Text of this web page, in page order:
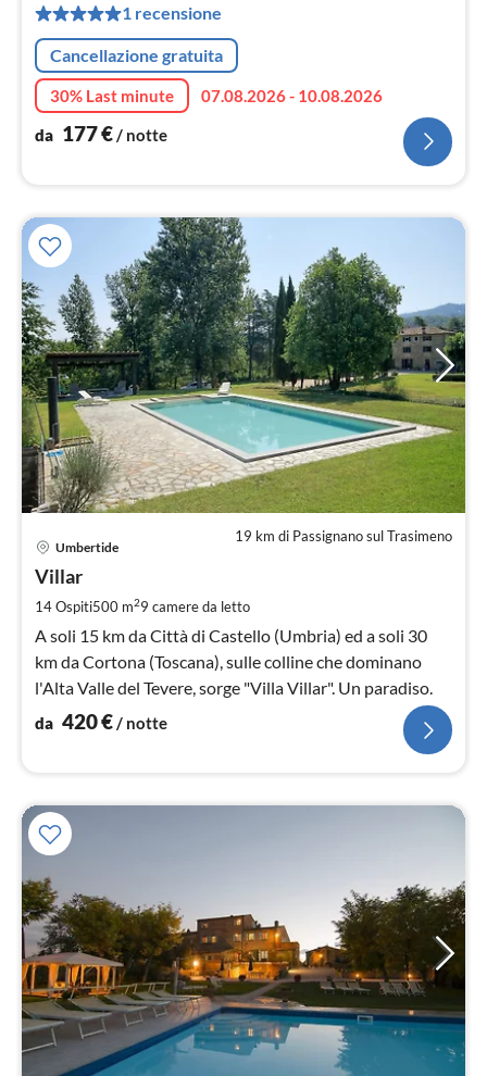
1 recensione
Cancellazione gratuita
30% Last minute
07.08.2026 - 10.08.2026
da 177€/ notte
19 km di Passignano sul Trasimeno
Umbertide
Villar
14 Ospiti500 m29 camere da letto
A soli 15 km da Città di Castello (Umbria) ed a soli 30
km da Cortona (Toscana), sulle colline che dominano
l'Alta Valle del Tevere, sorge "Villa Villar". Un paradiso.
da 420€/ notte